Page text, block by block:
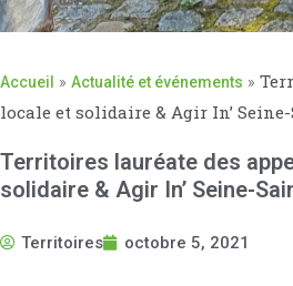
Accueil » Actualité et événements »
locale et solidaire & Agir In’
Territoires lauréate des
solidaire & Agir In’ Seine-
Territoires octobre 5, 2021